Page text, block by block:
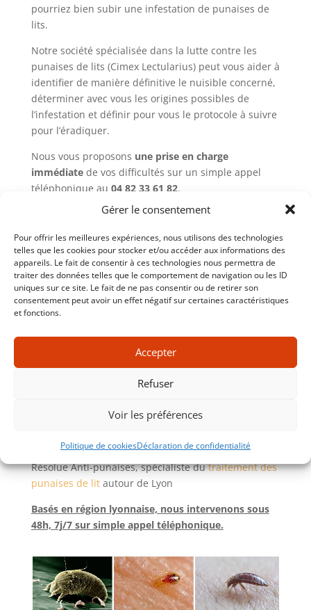
Gérer le consentement
Pour offrir les meilleures expériences, nous utilisons des technologies
telles que les cookies pour stocker et/ou accéder aux informations des
appareils. Le fait de consentir à ces technologies nous permettra de
traiter des données telles que le comportement de navigation ou les ID
uniques sur ce site. Le fait de ne pas consentir ou de retirer son
consentement peut avoir un effet négatif sur certaines caractéristiques
et fonctions.
Accepter
Refuser
Voir les préférences
Politique de cookiesDéclaration de confidentialité
pourriez bien subir une infestation de punaises de
lits.
Notre société spécialisée dans la lutte contre les
punaises de lits (Cimex Lectularius) peut vous aider à
identifier de manière définitive le nuisible concerné,
déterminer avec vous les origines possibles de
l’infestation et définir pour vous le protocole à suivre
pour l’éradiquer.
Nous vous proposons une prise en charge
immédiate de vos difficultés sur un simple appel
téléphonique au 04 82 33 61 82.
Nous pouvons effectuer des traitements curatifs
Pour les hôtels, crèches, hôpitaux, centres
d’accueil, gîtes… : nous traitons les chambres et
zones de vie avec des produits professionnels, selon
une méthode éprouvée et sécurisée avec un suivi et
la transmission de rapports d’intervention. Nous
intervenons en respectant les contraintes inhérentes
à votre activité (discrétion, sécurité, horaires,
normes…).
produits et méthodes adaptés au logement concerné
et aux occupants (enfants en bas âge, population
sensible…)
Résolue Anti-punaises, spécialiste dutraitement des
punaises de litautour de Lyon
Basés en région lyonnaise, nous intervenons sous
48h, 7j/7 sur simple appel téléphonique.